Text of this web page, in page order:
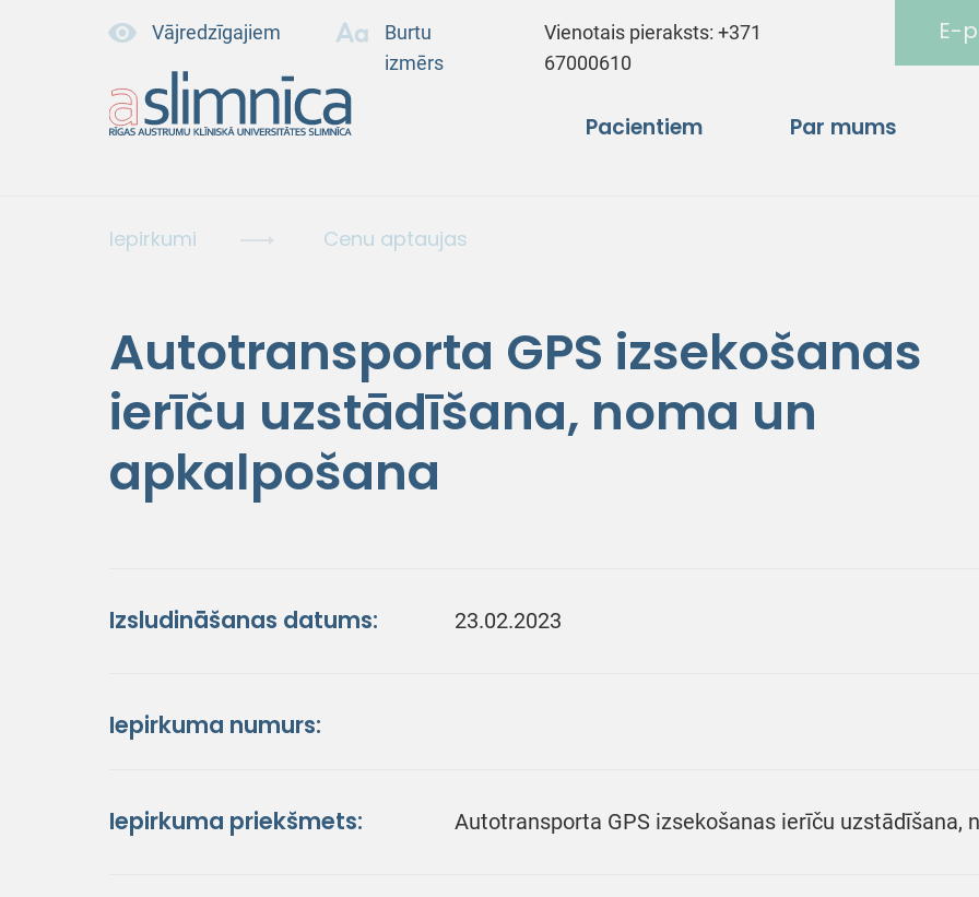
Vājredzīgajiem
Burtu
izmērs
Vienotais pieraksts:+371
67000610
E-
Pacientiem Par mums
Iepirkumi Cenu aptaujas
Autotransporta GPS izsekošanas
ierīču uzstādīšana, noma un
apkalpošana
Izsludināšanas datums: 23.02.2023
Iepirkuma numurs:
Iepirkuma priekšmets: Autotransporta GPS izsekošanas ierīču uzstādīšana,